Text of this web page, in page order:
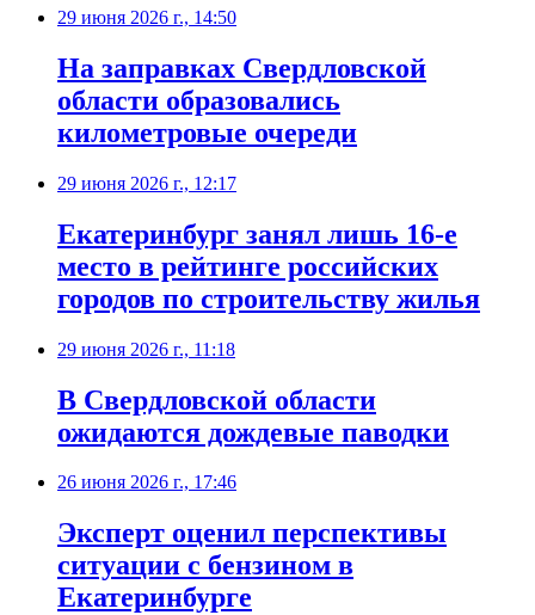
29 июня 2026 г., 14:50
На заправках Свердловской
области образовались
километровые очереди
29 июня 2026 г., 12:17
Екатеринбург занял лишь 16-е
место в рейтинге российских
городов по строительству жилья
29 июня 2026 г., 11:18
В Свердловской области
ожидаются дождевые паводки
26 июня 2026 г., 17:46
Эксперт оценил перспективы
ситуации с бензином в
Екатеринбурге